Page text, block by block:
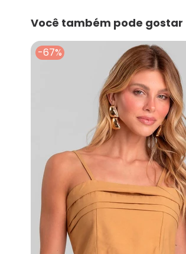
Você também pode gostar
-67%